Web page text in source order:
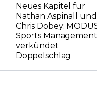
Neues Kapitel für
Nathan Aspinall und
Chris Dobey:
Sports Management
verkündet
Doppelschlag